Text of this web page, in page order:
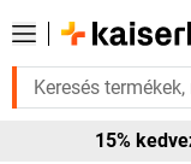
rá? Válogatott
15%